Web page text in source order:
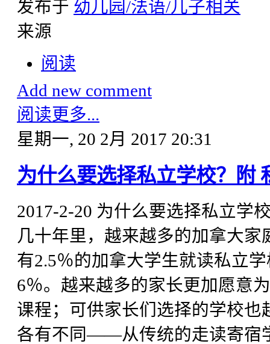
发布于 幼儿园/法语/儿子相关
来源
阅读
Add new comment
阅读更多...
星期一, 20 2月 2017 20:31
为什么要选择私立学校？附
2017-2-20 为什么要选择私立学
几十年里，越来越多的加拿大
有2.5％的加拿大学生就读私立
6％。越来越多的家长更加愿意
课程；可供家长们选择的学校
各有不同——从传统的走读寄宿